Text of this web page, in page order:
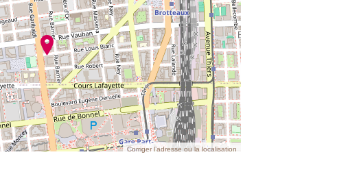
Corriger l’adresse ou la localisation